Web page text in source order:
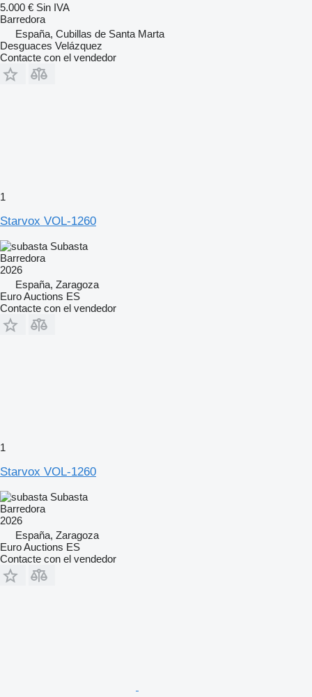
5.000 € Sin IVA
Barredora
España, Cubillas de Santa Marta
Desguaces Velázquez
Contacte con el vendedor
1
Starvox VOL-1260
Subasta
Barredora
2026
España, Zaragoza
Euro Auctions ES
Contacte con el vendedor
1
Starvox VOL-1260
Subasta
Barredora
2026
España, Zaragoza
Euro Auctions ES
Contacte con el vendedor